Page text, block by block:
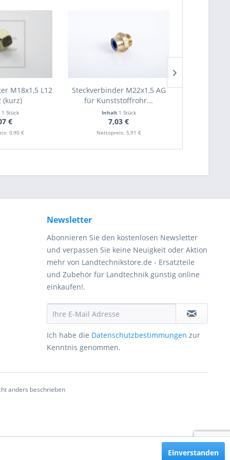
M18x1,5 L12
(kurz)
1 Stück
€
0,90 €
Steckverbinder M22x1,5 AG
für Kunststoffrohr...
Inhalt 1 Stück
7,03 €
Nettopreis: 5,91 €
Newsletter
Abonnieren Sie den kostenlosen Newsletter
und verpassen Sie keine Neuigkeit oder Aktion
mehr von Landtechnikstore.de - Ersatzteile
und Zubehör für Landtechnik günstig online
einkaufen!.
Ich habe die Datenschutzbestimmungen zur
Kenntnis genommen.
anders beschrieben
Einverstanden